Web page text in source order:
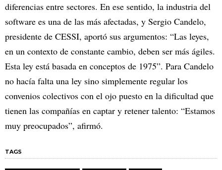
diferencias entre sectores. En ese sentido, la industria del
software es una de las más afectadas, y Sergio Candelo,
presidente de CESSI, aportó sus argumentos: “Las leyes,
en un contexto de constante cambio, deben ser más ágiles.
Esta ley está basada en conceptos de 1975”. Para Candelo
no hacía falta una ley sino simplemente regular los
convenios colectivos con el ojo puesto en la dificultad que
tienen las compañías en captar y retener talento: “Estamos
muy preocupados”, afirmó.
TAGS